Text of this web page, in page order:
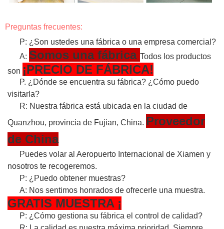
Preguntas frecuentes:
P: ¿Son ustedes una fábrica o una empresa comercial?
A: Somos una fábrica Todos los productos
son ¡PRECIO DE FÁBRICA!
P. ¿Dónde se encuentra su fábrica? ¿Cómo puedo
visitarla?
R: Nuestra fábrica está ubicada en la ciudad de
Quanzhou, provincia de Fujian, China. Proveedor
de China
Puedes volar al Aeropuerto Internacional de Xiamen y
nosotros te recogeremos.
P: ¿Puedo obtener muestras?
A: Nos sentimos honrados de ofrecerle una muestra.
GRATIS MUESTRA ¡
P: ¿Cómo gestiona su fábrica el control de calidad?